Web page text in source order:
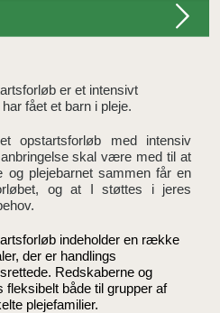
er et intensivt
fået et barn i pleje.
opstartsforløb med intensiv
skal være med til at
og plejebarnet sammen får en
og at I støttes i jeres
indeholder en række
der er handlings
Redskaberne og
fleksibelt både til grupper af
plejefamilier.